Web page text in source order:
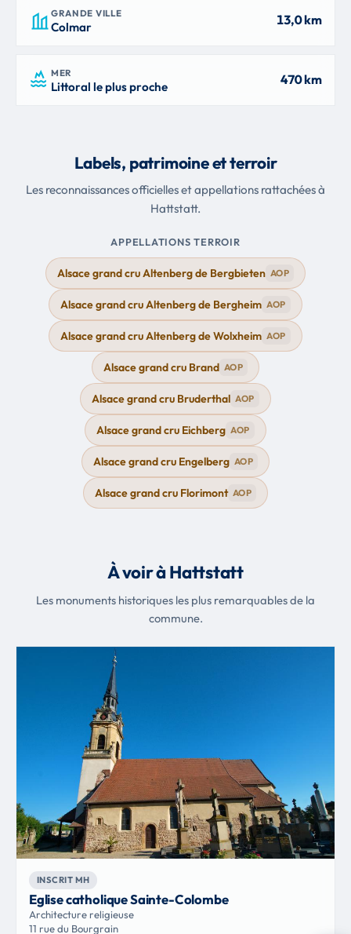
GRANDE VILLE
Colmar 13,0 km
MER
Littoral le plus proche 470 km
Labels, patrimoine et terroir
Les reconnaissances officielles et appellations rattachées à
Hattstatt.
APPELLATIONS TERROIR
Alsace grand cru Altenberg de Bergbieten AOP
Alsace grand cru Altenberg de Bergheim AOP
Alsace grand cru Altenberg de Wolxheim AOP
Alsace grand cru Brand AOP
Alsace grand cru Bruderthal AOP
Alsace grand cru Eichberg AOP
Alsace grand cru Engelberg AOP
Alsace grand cru Florimont AOP
À voir à Hattstatt
Les monuments historiques les plus remarquables de la
commune.
INSCRIT MH
Eglise catholique Sainte-Colombe
Architecture religieuse
11 rue du Bourgrain